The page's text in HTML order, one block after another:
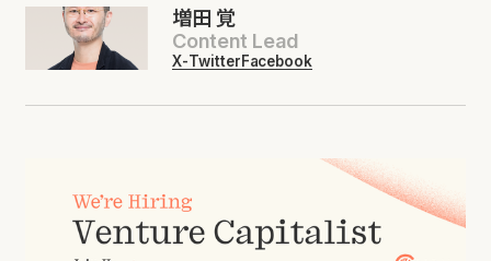
増田 覚
Content Lead
X-TwitterFacebook